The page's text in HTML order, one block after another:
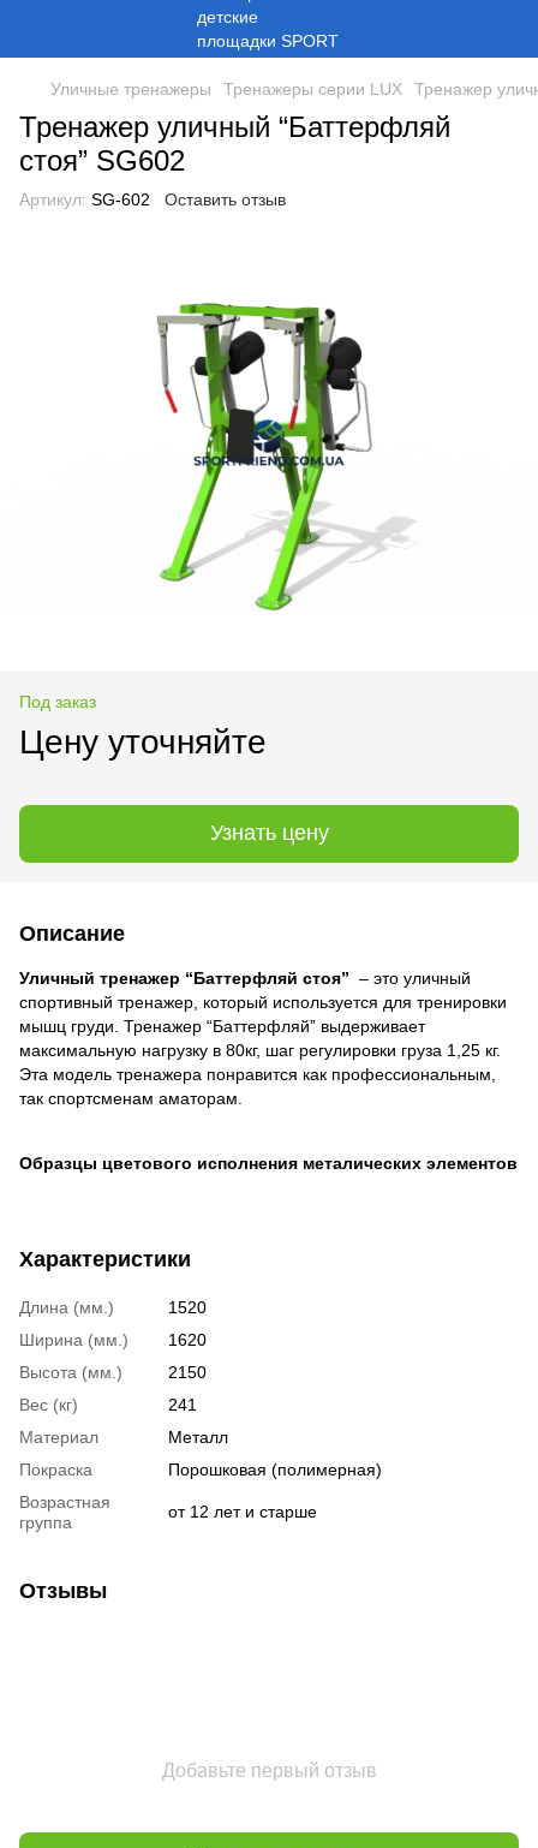
Уличные тренажеры Тренажеры серии LUX Тренажер
Тренажер уличный “Баттерфляй
стоя” SG602
Артикул: SG-602 Оставить отзыв
Под заказ
Цену уточняйте
Узнать цену
Описание
Уличный тренажер “Баттерфляй стоя” – это уличный
спортивный тренажер, который используется для тренировки
мышц груди. Тренажер “Баттерфляй” выдерживает
максимальную нагрузку в 80кг, шаг регулировки груза 1,25 кг.
Эта модель тренажера понравится как профессиональным,
так спортсменам аматорам.
Образцы цветового исполнения металических элементов
Характеристики
Длина (мм.)
1520
Ширина (мм.)
1620
Высота (мм.)
2150
Вес (кг)
241
Материал
Металл
Покраска
Порошковая (полимерная)
Возрастная
группа
от 12 лет и старше
Отзывы
Добавьте первый отзыв